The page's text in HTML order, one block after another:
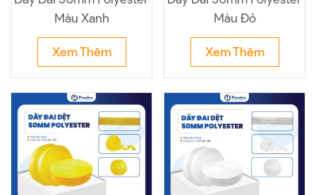
Màu Xanh
Xem Thêm
Màu Đỏ
Xem Thêm